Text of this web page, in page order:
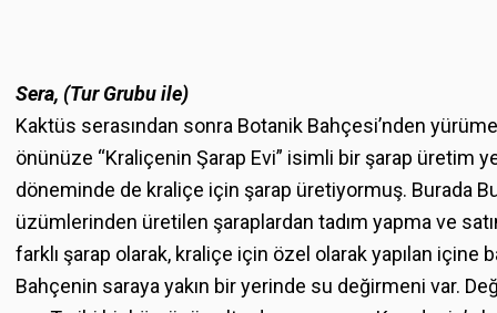
Sera, (Tur Grubu ile)
Kaktüs serasından sonra Botanik Bahçesi’nden
önünüze “Kraliçenin Şarap Evi” isimli bir şarap üretim
döneminde de kraliçe için şarap üretiyormuş. Burada
üzümlerinden üretilen şaraplardan tadım yapma ve
farklı şarap olarak, kraliçe için özel olarak yapılan içine
Bahçenin saraya yakın bir yerinde su değirmeni var.